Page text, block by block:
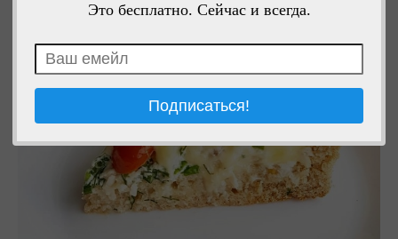
Это бесплатно. Сейчас и всегда.